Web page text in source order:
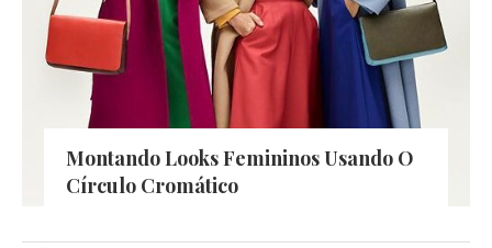
Montando Looks Femininos Usando O
Círculo Cromático